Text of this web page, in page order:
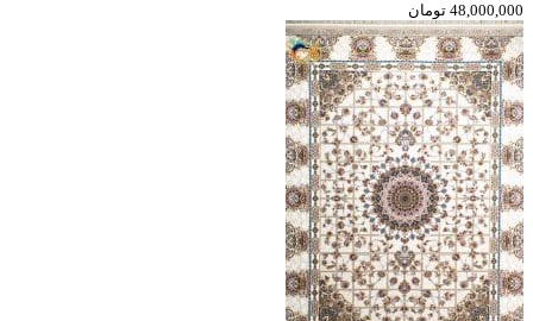
48,000,000 تومان